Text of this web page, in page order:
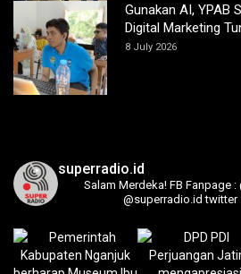
Gunakan AI, YPAB
Digital Marketing
8 July 2026
superradio.id
Salam Merdeka! FB Fanpage
@superradio.id twitter